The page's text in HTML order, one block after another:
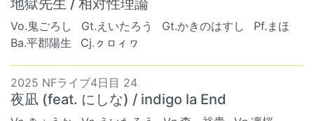
地獄先生 / 相対性理論
Vo.鬼ごろし Gt.えいたろう Gt.かきのはすし
Pf.まほ
Ba.平郡陽生
Cj.ㇰㇿィヮ
2025 NFライブ4日目 24
夜凪 (feat. にしな) / indigo la End